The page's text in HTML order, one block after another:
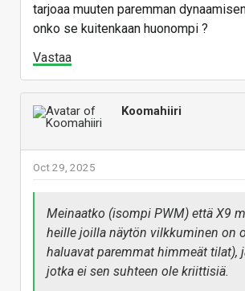
tarjoaa muuten paremman
onko se kuitenkaan huonompi ?
Vastaa
Koomahiiri
Oct 29, 2025
Meinaatko (isompi PWM) että X9
heille joilla näytön vilkkuminen on
haluavat paremmat himmeät tilat),
jotka ei sen suhteen ole kriittisiä.